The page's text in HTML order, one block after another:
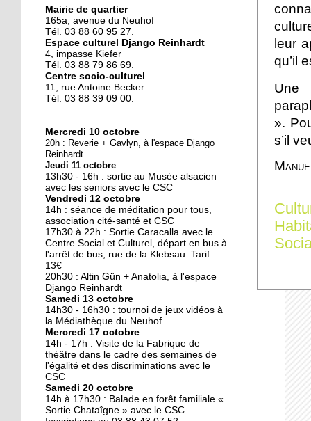
Le vrac s'invite au Neuhof
11 octobre 2018
Les petites filles
chaussent leurs
10 octobre 2018
Nouveau look pour une
nouvelle mairie
19 octobre 2017
Face au challenge du
numérique
19 octobre 2017
La précarité tue
18 octobre 2017
Quatre décennies au
chevet du Neuhof
18 octobre 2017
Mairie de quartier
165a, avenue du Neuhof
Tél. 03 88 60 95 27.
Espace culturel Django Reinhardt
4, impasse Kiefer
Tél. 03 88 79 86 69.
Centre socio-culturel
11, rue Antoine Becker
Tél. 03 88 39 09 00.
Mercredi 10 octobre
20h : Reverie + Gavlyn, à l'espace Django
Reinhardt
Jeudi 11 octobre
13h30 - 16h : sortie au Musée alsacien
avec les seniors avec le CSC
Vendredi 12 octobre
14h : séance de méditation pour tous,
association cité-santé et CSC
17h30 à 22h : Sortie Caracalla avec le
Centre Social et Culturel, départ en bus à
l'arrêt de bus, rue de la Klebsau. Tarif :
13€
20h30 : Altin Gün + Anatolia, à l'espace
Django Reinhardt
Samedi 13 octobre
14h30 - 16h30 : tournoi de jeux vidéos à
la Médiathèque du Neuhof
Mercredi 17 octobre
14h - 17h : Visite de la Fabrique de
théâtre dans le cadre des semaines de
l'égalité et des discriminations avec le
CSC
Samedi 20 octobre
14h à 17h30 : Balade en forêt familiale «
Sortie Chataîgne » avec le CSC.
leur
qu’il
Une
».
s’il